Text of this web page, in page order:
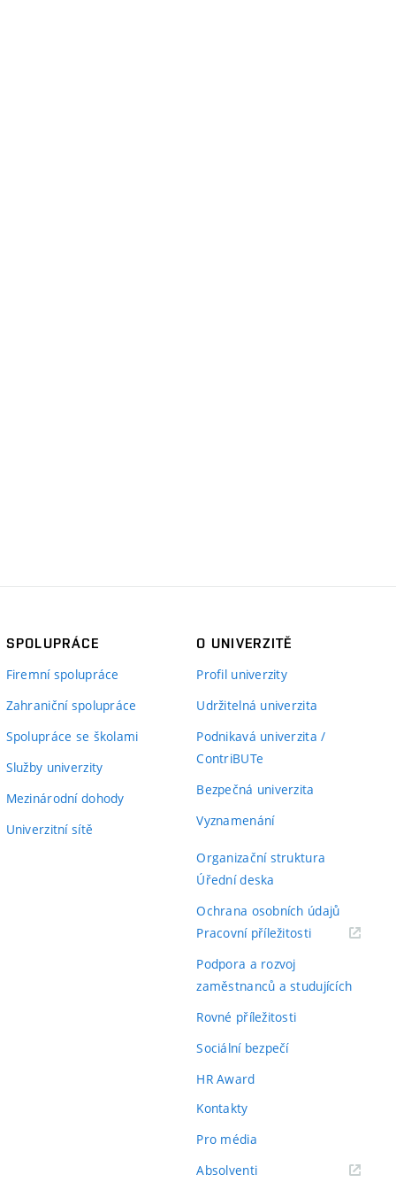
SPOLUPRÁCE
Firemní spolupráce
Zahraniční spolupráce
Spolupráce se školami
Služby univerzity
Mezinárodní dohody
Univerzitní sítě
O UNIVERZITĚ
Profil univerzity
Udržitelná univerzita
Podnikavá univerzita /
ContriBUTe
Bezpečná univerzita
Vyznamenání
Organizační struktura
Úřední deska
Ochrana osobních údajů
Pracovní příležitosti(externí
Podpora a rozvoj
zaměstnanců a studujících
Rovné příležitosti
Sociální bezpečí
HR Award
Kontakty
Pro média
Absolventi(externí